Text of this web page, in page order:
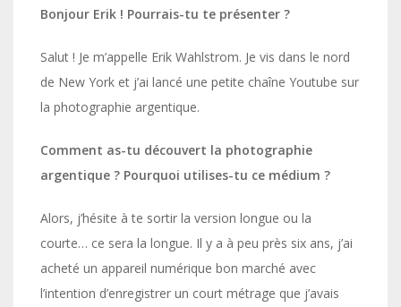
Bonjour Erik ! Pourrais-tu te présenter ?
Salut ! Je m’appelle Erik Wahlstrom. Je vis dans le nord
de New York et j’ai lancé une petite chaîne Youtube sur
la photographie argentique.
Comment as-tu découvert la photographie
argentique ? Pourquoi utilises-tu ce médium ?
Alors, j’hésite à te sortir la version longue ou la
courte… ce sera la longue. Il y a à peu près six ans, j’ai
acheté un appareil numérique bon marché avec
l’intention d’enregistrer un court métrage que j’avais